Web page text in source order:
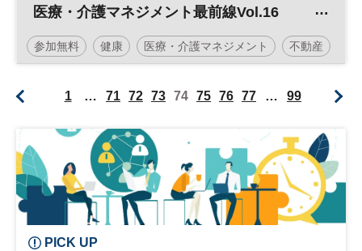
医療・介護マネジメント最前線Vol.16
参加無料 健康 医療・介護マネジメント 不動産
1 … 71 72 73 74 75 76 77 … 99
PICK UP